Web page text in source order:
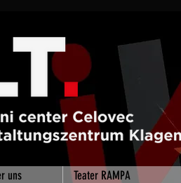
uns Teater RAMPA